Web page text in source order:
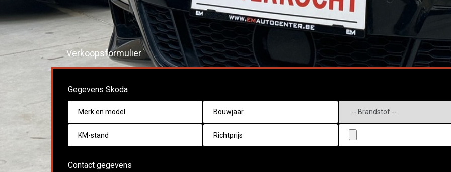
Verkoopsformulier
Gegevens Skoda
Contact gegevens